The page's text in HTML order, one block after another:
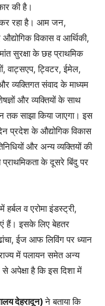
की है।
कर रहा है। आम जन,
औद्योगिक विकास व आर्थिकी,
सुरक्षा के छह प्राथमिक
वाट्सएप, ट्विटर, ईमेल,
व्यक्तिगत संवाद के माध्यम
और व्यक्तियों के साथ
तक साझा किया जाएगा। इस
प्रदेश के औद्योगिक विकास
और अन्य व्यक्तियों की
प्राथमिकता के दूसरे बिंदु पर
व एरोमा इंडस्ट्री,
हैं। इसके लिए बेहतर
ईज आफ लिविंग पर ध्यान
में पलायन समेत अन्य
अपेक्षा है कि इस दिशा में
देहरादून)ने बताया कि